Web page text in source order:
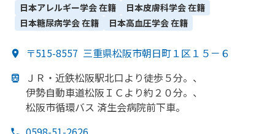
ン・​歯科・​循環器科・​外科・​臨床検査・病理診断・​歯科口腔外
科・​乳腺外科・​形成外科・​リウマチ科・​腎臓内科・外科・​救急
科
日本アレルギー学会在籍 日本皮膚科学会在籍
日本糖尿病学会在籍 日本高血圧学会在籍
〒515-8557 三重県松阪市朝日町１区１５－６
ＪＲ・近鉄松阪駅北口より徒歩５分。、
伊勢自動車道松阪ＩＣより約２０分。、
松阪市循環バス 済生会病院前下車。